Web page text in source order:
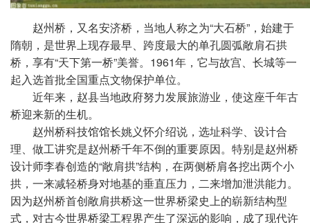
赵州桥，又名安济桥，当地人称之为“大石桥”，始建于
隋朝，是世界上现存最早、跨度最大的单孔圆弧敞肩石拱
桥，享有“天下第一桥”美誉。1961年，它与故宫、长城等一
起入选首批全国重点文物保护单位。
近年来，赵县当地政府努力发展旅游业，使这座千年古
桥迎来新的生机。
赵州桥科技馆馆长姚义怀介绍说，选址科学、设计合
理、做工讲究是赵州桥千年不倒的重要原因。特别是赵州桥
设计师李春创造的“敞肩拱”结构，在两侧桥肩各挖出两个小
拱，一来减轻桥身对地基的垂直压力，二来增加泄洪能力。
因为赵州桥首创敞肩拱桥这一世界桥梁史上的崭新结构型
式，对古今世界桥梁工程界产生了深远的影响，成了现代许